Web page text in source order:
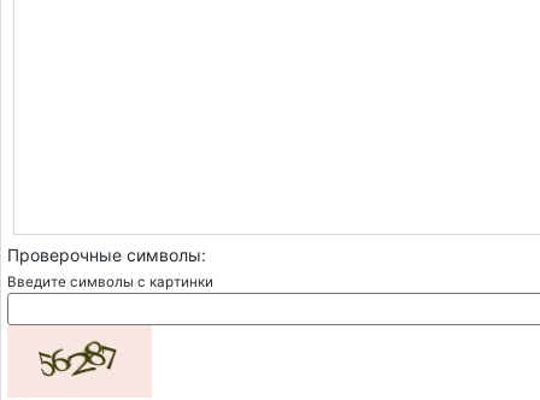
Проверочные символы:
Введите символы с картинки